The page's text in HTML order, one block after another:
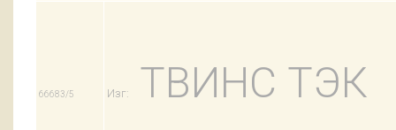
66683/5 Изг: ТВИНС ТЭК